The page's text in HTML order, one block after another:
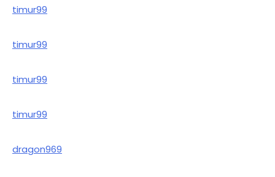
timur99
timur99
timur99
timur99
dragon969